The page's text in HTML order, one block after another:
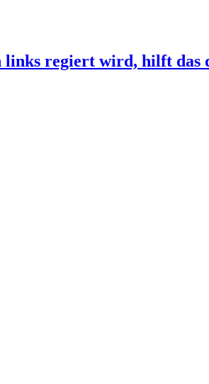
links regiert wird, hilft das